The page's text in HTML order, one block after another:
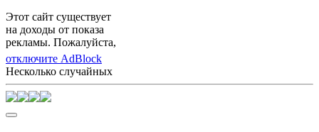
Этот сайт существует
на доходы от показа
рекламы. Пожалуйста,
отключите AdBlock
Несколько случайных